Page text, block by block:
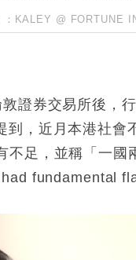
KALEY @ FORTUNE
證券交易所後，
，近月本港社會
不足，並稱「一國
fundamental